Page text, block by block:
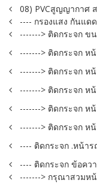
08) PVCสูญญากาศ
---- กรองแสง กันแด
-------> ติดกระจก ข
-------> ติดกระจก ห
-------> ติดกระจก ห
-------> ติดกระจก ห
-------> ติดกระจก ห
-------> ติดกระจก ห
---- ติดกระจก .หน้า
---- ติดกระจก ข้อค
-------> กรุณาสวมห